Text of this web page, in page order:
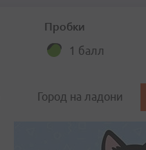
Пробки
1 балл
Город на ладони